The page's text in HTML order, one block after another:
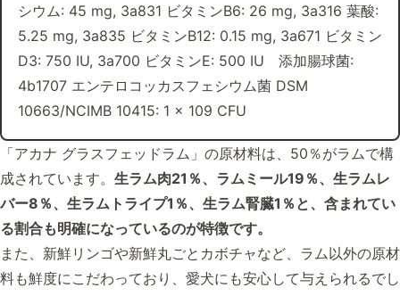
シウム: 45 mg, 3a831 ビタミンB6: 26 mg, 3a316 葉酸:
5.25 mg, 3a835 ビタミンB12: 0.15 mg, 3a671 ビタミン
D3: 750 IU, 3a700 ビタミンE: 500 IU 添加腸球菌:
4b1707 エンテロコッカスフェシウム菌 DSM
10663/NCIMB 10415: 1 x 109 CFU
「アカナ グラスフェッドラム」の原材料は、50％がラムで構
成されています。 生ラム肉21％、ラムミール19％、生ラムレ
バー8％、生ラムトライプ1％、生ラム腎臓1％と、含まれてい
る割合も明確になっているのが特徴です。
また、新鮮リンゴや新鮮丸ごとカボチャなど、ラム以外の原材
料も鮮度にこだわっており、愛犬にも安心して与えられるでし